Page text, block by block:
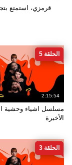
قرمزي، استمتع
2:15:54
الحلقة 5
الأخيرة
الحلقة 3